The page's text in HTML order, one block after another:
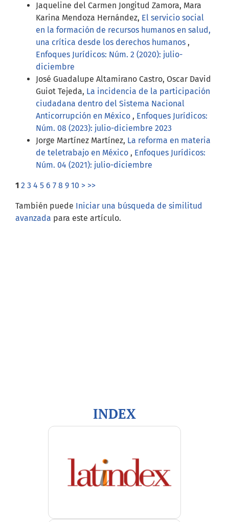
Jaqueline del Carmen Jongitud Zamora, Mara
Karina Mendoza Hernández, El servicio social
en la formación de recursos humanos en salud,
una crítica desde los derechos humanos ,
Enfoques Jurídicos: Núm. 2 (2020): julio-
diciembre
José Guadalupe Altamirano Castro, Oscar David
Guiot Tejeda, La incidencia de la participación
ciudadana dentro del Sistema Nacional
Anticorrupción en México , Enfoques Jurídicos:
Núm. 08 (2023): julio-diciembre 2023
Jorge Martínez Martínez, La reforma en materia
de teletrabajo en México , Enfoques Jurídicos:
Núm. 04 (2021): julio-diciembre
1 2 3 4 5 6 7 8 9 10 > >>
También puede Iniciar una búsqueda de similitud
avanzada para este artículo.
INDEX